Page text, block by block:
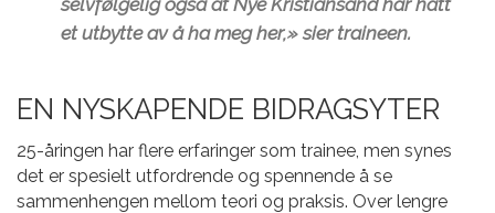
selvfølgelig også at Nye Kristiansand har hatt
et utbytte av å ha meg her,» sier traineen.
EN NYSKAPENDE BIDRAGSYTER
25-åringen har flere erfaringer som trainee, men synes
det er spesielt utfordrende og spennende å se
sammenhengen mellom teori og praksis. Over lengre